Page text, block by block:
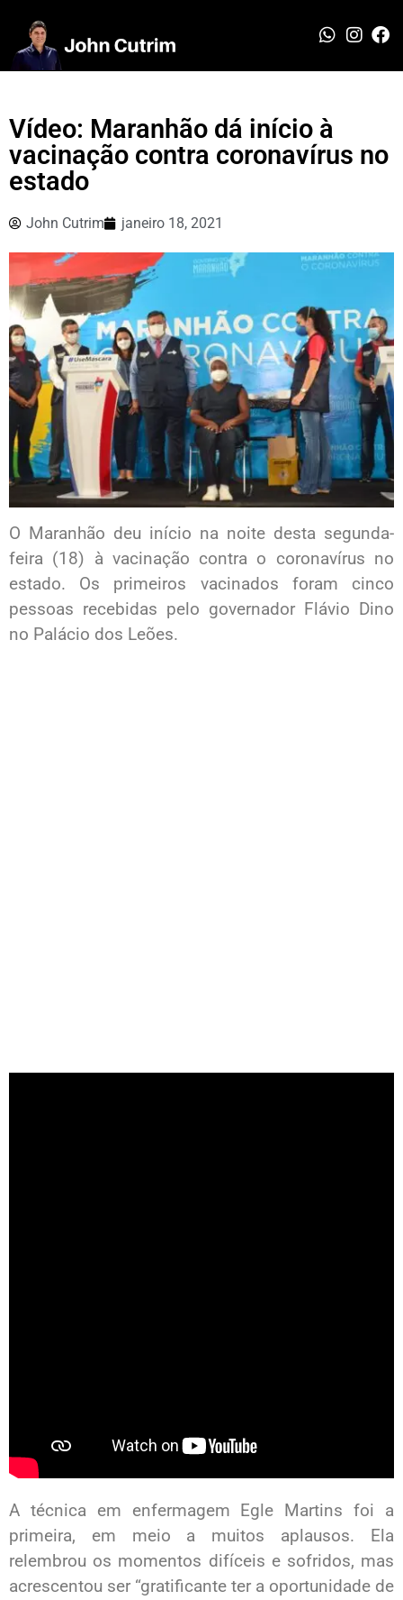
Vídeo: Maranhão dá início à
vacinação contra coronavírus no
estado
John Cutrim janeiro 18, 2021
O Maranhão deu início na noite desta segunda-
feira (18) à vacinação contra o coronavírus no
estado. Os primeiros vacinados foram cinco
pessoas recebidas pelo governador Flávio Dino
no Palácio dos Leões.
A técnica em enfermagem Egle Martins foi a
primeira, em meio a muitos aplausos. Ela
relembrou os momentos difíceis e sofridos, mas
acrescentou ser “gratificante ter a oportunidade de